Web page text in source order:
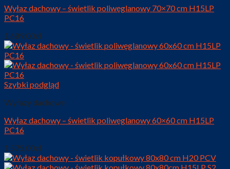
Wyłaz dachowy – świetlik poliwęglanowy 70×70 cm H15LP
PC16
1.689,00zł
Szybki podgląd
Wyłazy dachowe
Wyłaz dachowy – świetlik poliwęglanowy 60×60 cm H15LP
PC16
1.575,00zł